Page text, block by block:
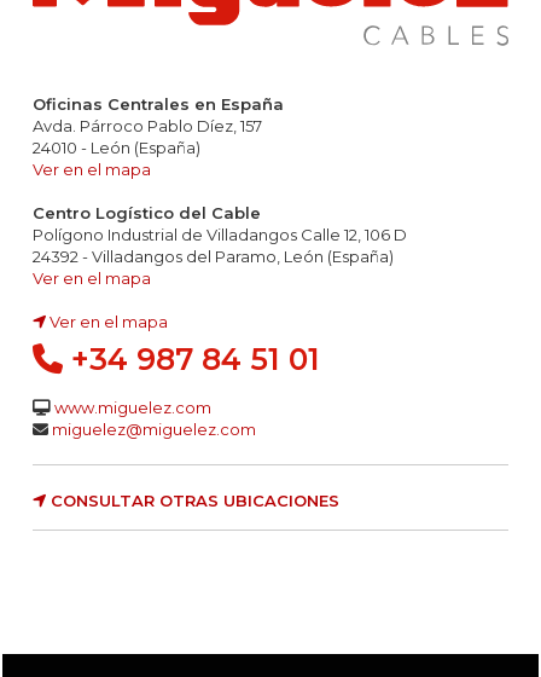
Oficinas Centrales en España
Avda. Párroco Pablo Díez, 157
24010 - León (España)
Ver en el mapa
Centro Logístico del Cable
Polígono Industrial de Villadangos Calle 12, 106 D
24392 - Villadangos del Paramo, León (España)
Ver en el mapa
Ver en el mapa
+34 987 84 51 01
www.miguelez.com
miguelez@miguelez.com
CONSULTAR OTRAS UBICACIONES